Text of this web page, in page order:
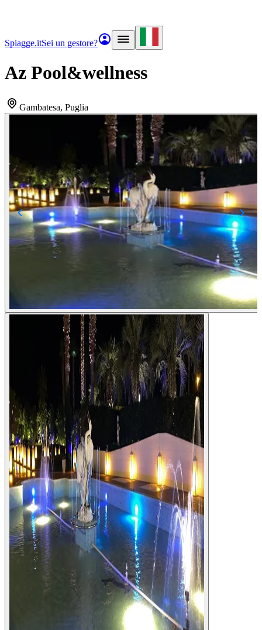
Spiagge.itSei un gestore?
Az Pool&wellness
Gambatesa, Puglia